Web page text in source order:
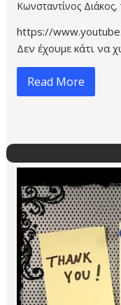
https://
Σύμφωνα με
Καλαμάτ…
Read More